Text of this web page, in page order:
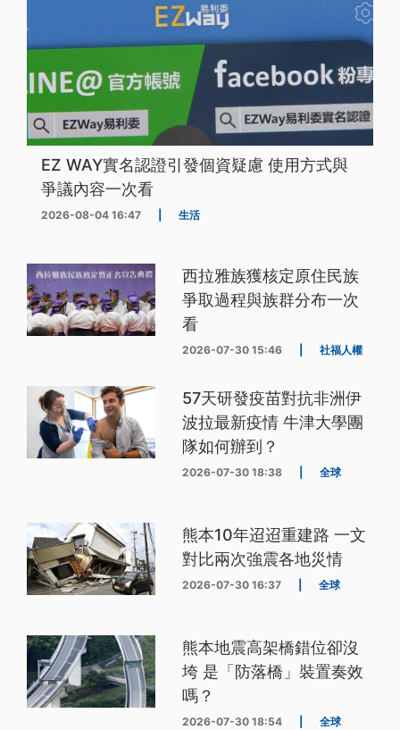
EZ WAY實名認證引發個資疑慮 使用方式與
爭議內容一次看
2026-08-04 16:47 生活
西拉雅族獲核定原住民族
爭取過程與族群分布一次
看
2026-07-30 15:46 社福人權
57天研發疫苗對抗非洲伊
波拉最新疫情 牛津大學團
隊如何辦到？
2026-07-30 18:38 全球
熊本10年迢迢重建路 一文
對比兩次強震各地災情
2026-07-30 16:37 全球
熊本地震高架橋錯位卻沒
垮 是「防落橋」裝置奏效
嗎？
2026-07-30 18:54 全球